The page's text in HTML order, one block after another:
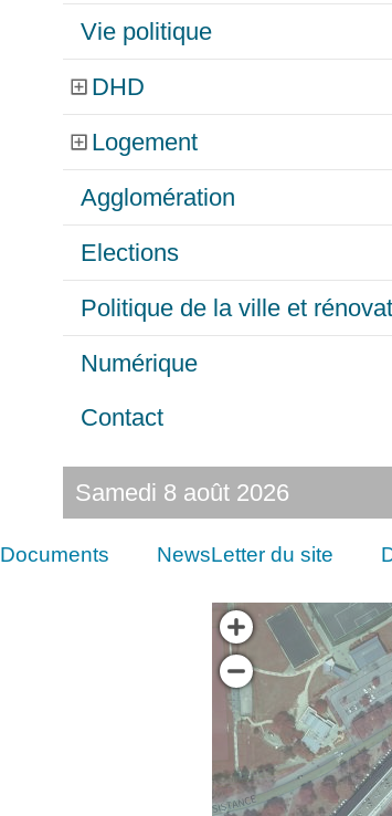
Vie politique
DHD
Logement
Agglomération
Elections
Politique de la ville et
Numérique
Contact
Samedi 8 août 2026
Documents NewsLetter du site